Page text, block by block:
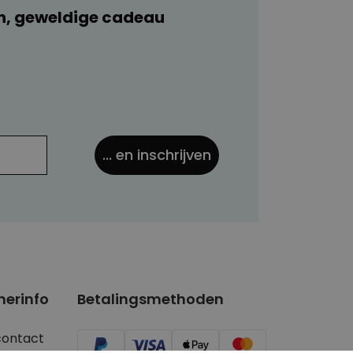
geweldige cadeau
... en inschrijven
Betalingsmethoden